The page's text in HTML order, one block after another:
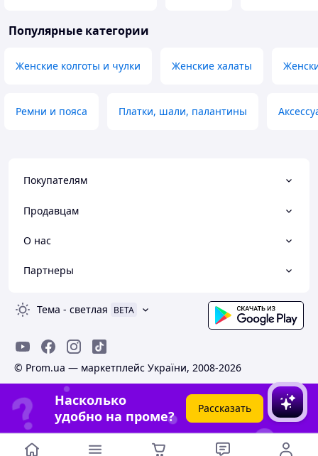
Популярные категории
Женские колготы и чулки Женские халаты
Ремни и пояса Платки, шали, палантины
Покупателям
Продавцам
О нас
Партнеры
Тема - светлая BETA
© Prom.ua — маркетплейс України, 2008-2026
Насколько
удобно на проме?
Рассказать